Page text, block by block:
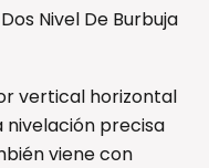
Nivel De Burbuja
vertical horizontal
nivelación precisa
viene con